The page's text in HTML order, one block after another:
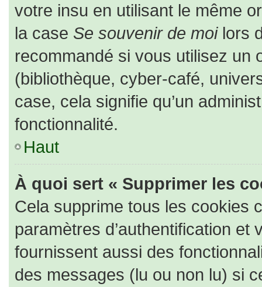
votre insu en utilisant le même
la case Se souvenir de moilors
recommandé si vous utilisez un
(bibliothèque, cyber-café,
case, cela signifie qu’un
fonctionnalité.
Haut
À quoi sert « Supprimer les
Cela supprime tous les cookies
paramètres d’authentification
fournissent aussi des
des messages (lu ou non lu) si